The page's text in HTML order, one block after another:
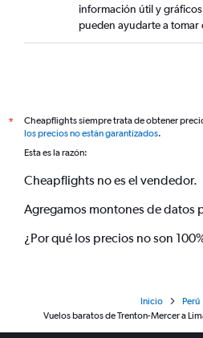
información útil y
pueden ayudarte a tomar
*
Cheapflights siempre trata de obtener
los precios no están garantizados.
Esta es la razón:
Cheapflights no es el vendedor.
Agregamos montones de datos
¿Por qué los precios no son
Inicio
Perú
Vuelos baratos de Trenton-Mercer a